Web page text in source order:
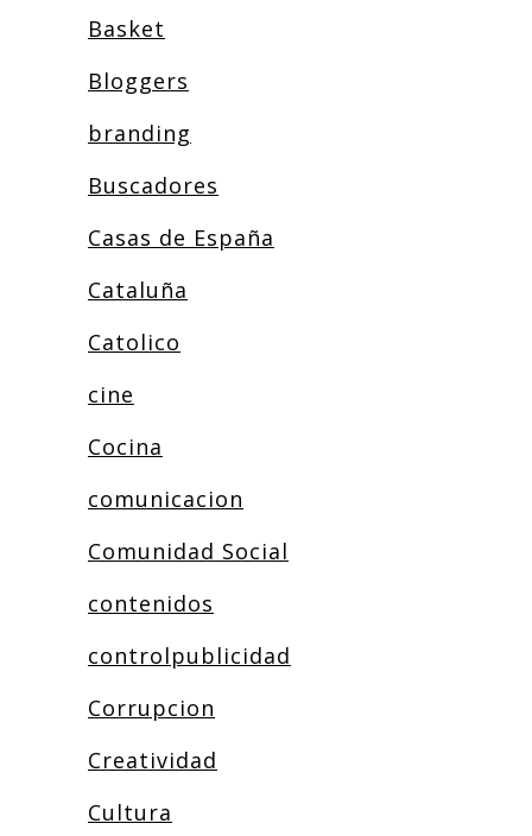
Basket
Bloggers
branding
Buscadores
Casas de España
Cataluña
Catolico
cine
Cocina
comunicacion
Comunidad Social
contenidos
controlpublicidad
Corrupcion
Creatividad
Cultura